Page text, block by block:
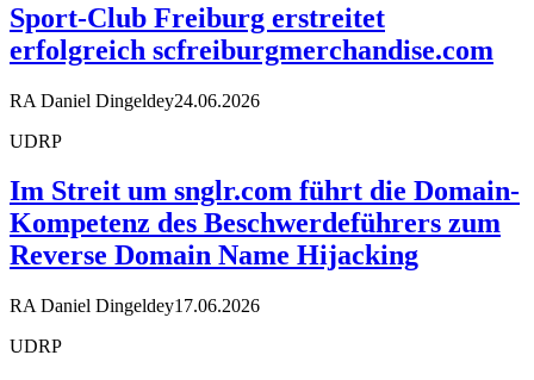
Sport-Club Freiburg erstreitet
erfolgreich scfreiburgmerchandise.com
RA Daniel Dingeldey24.06.2026
UDRP
Im Streit um snglr.com führt die Domain-
Kompetenz des Beschwerdeführers zum
Reverse Domain Name Hijacking
RA Daniel Dingeldey17.06.2026
UDRP